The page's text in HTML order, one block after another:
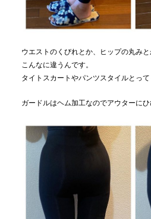
ウエストのくびれとか、ヒップの丸みと
こんなに違うんです。
タイトスカートやパンツスタイルとって
ガードルはヘム加工なのでアウターに